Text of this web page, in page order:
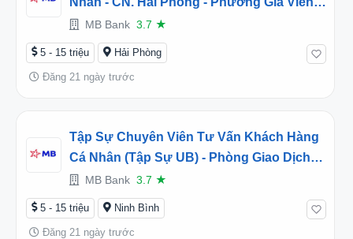
Hải Phòng (2026TD451848)
MB Bank 3.7 ★
5 - 15 triệu Hải Phòng
Đăng 21 ngày trước
Tập Sự Chuyên Viên Tư Vấn Khách Hàng
Cá Nhân (Tập Sự UB) - Phòng Giao Dịch
Gia Viễn - CN. Ninh Bình - Phường Hoa Lư,
Ninh Bình (2026TD452064)
MB Bank 3.7 ★
5 - 15 triệu Ninh Bình
Đăng 21 ngày trước